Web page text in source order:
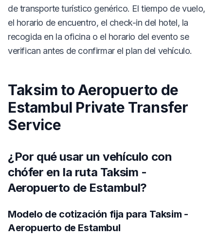
de transporte turístico genérico. El tiempo de vuelo,
el horario de encuentro, el check-in del hotel, la
recogida en la oficina o el horario del evento se
verifican antes de confirmar el plan del vehículo.
Taksim to Aeropuerto de
Estambul Private Transfer
Service
¿Por qué usar un vehículo con
chófer en la ruta Taksim -
Aeropuerto de Estambul?
Modelo de cotización fija para Taksim -
Aeropuerto de Estambul